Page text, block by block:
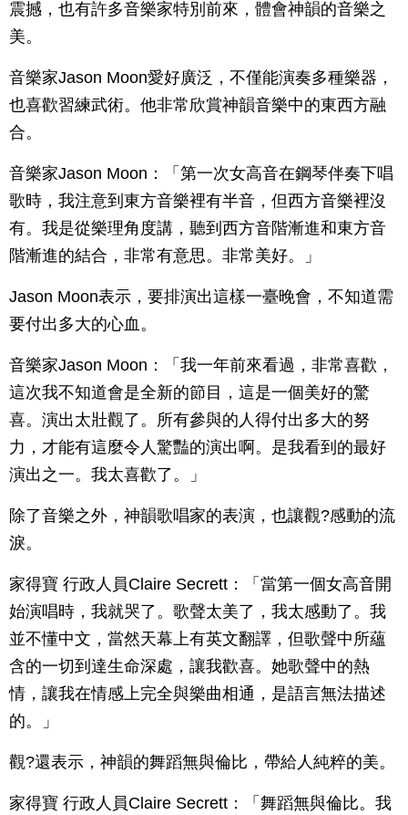
震撼，也有許多音樂家特別前來，體會神韻的音樂之
美。
音樂家Jason Moon愛好廣泛，不僅能演奏多種樂器，
也喜歡習練武術。他非常欣賞神韻音樂中的東西方融
合。
音樂家Jason Moon：「第一次女高音在鋼琴伴奏下唱
歌時，我注意到東方音樂裡有半音，但西方音樂裡沒
有。我是從樂理角度講，聽到西方音階漸進和東方音
階漸進的結合，非常有意思。非常美好。」
Jason Moon表示，要排演出這樣一臺晚會，不知道需
要付出多大的心血。
音樂家Jason Moon：「我一年前來看過，非常喜歡，
這次我不知道會是全新的節目，這是一個美好的驚
喜。演出太壯觀了。所有參與的人得付出多大的努
力，才能有這麼令人驚豔的演出啊。是我看到的最好
演出之一。我太喜歡了。」
除了音樂之外，神韻歌唱家的表演，也讓觀?感動的流
淚。
家得寶 行政人員Claire Secrett：「當第一個女高音開
始演唱時，我就哭了。歌聲太美了，我太感動了。我
並不懂中文，當然天幕上有英文翻譯，但歌聲中所蘊
含的一切到達生命深處，讓我歡喜。她歌聲中的熱
情，讓我在情感上完全與樂曲相通，是語言無法描述
的。」
觀?還表示，神韻的舞蹈無與倫比，帶給人純粹的美。
家得寶 行政人員Claire Secrett：「舞蹈無與倫比。我